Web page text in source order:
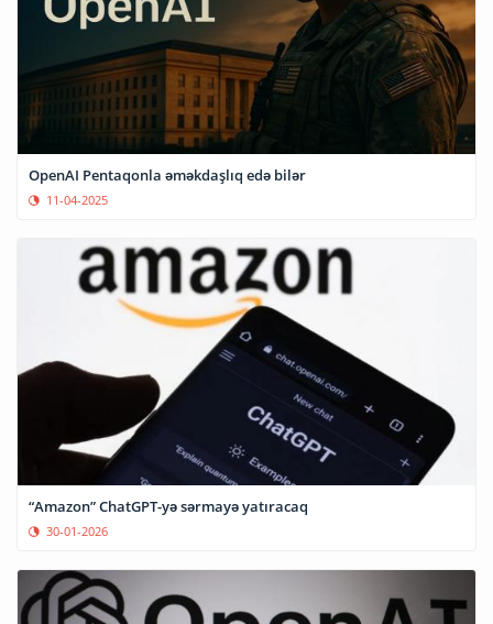
OpenAI Pentaqonla əməkdaşlıq edə bilər
11-04-2025
“Amazon” ChatGPT-yə sərmayə yatıracaq
30-01-2026